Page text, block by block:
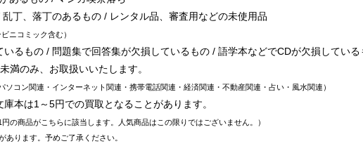
丁、落丁のあるもの / レンタル品、審査用などの未使用品
ビニコミック含む
るもの / 問題集で回答集が欠損しているもの / 語学本などでCDが欠損してい
満のみ、お取扱いいたします。
ソコン関連・インターネット関連・携帯電話関連・経済関連・不動産関連・占い・風水関連
本は1～5円での買取となることがあります。
の商品がこちらに該当します。人気商品はこの限りではございません。
あります。予めご了承ください。